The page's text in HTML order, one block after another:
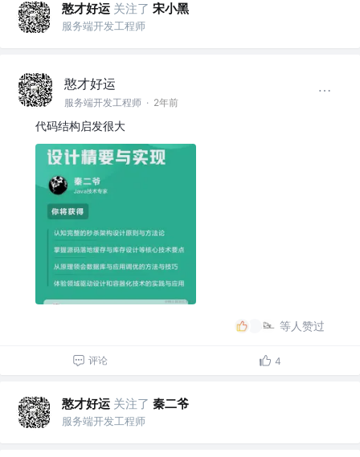
憨才好运 关注了 宋小黑
服务端开发工程师
憨才好运
服务端开发工程师 · 2年前
代码结构启发很大
等人赞过
评论 4
憨才好运 关注了 秦二爷
服务端开发工程师